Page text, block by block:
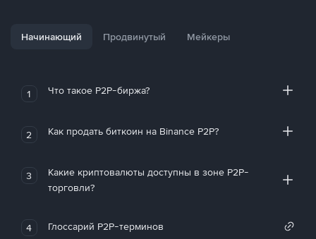
Начинающий Продвинутый Мейкеры
1 Что такое P2P-биржа?
2 Как продать биткоин на Binance P2P?
3
Какие криптовалюты доступны в зоне P2P-
торговли?
4 Глоссарий P2P-терминов